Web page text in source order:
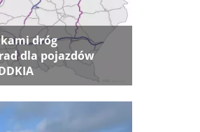
dróg
dla pojazdów